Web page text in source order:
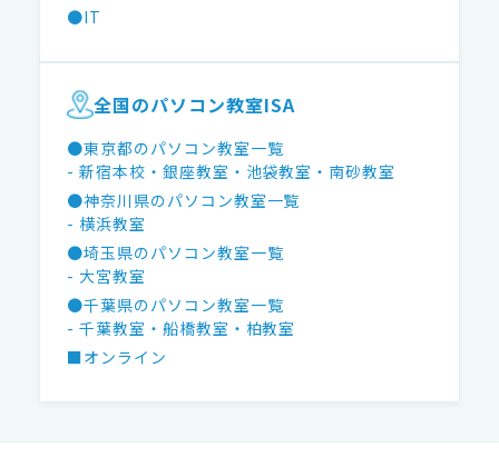
●IT
全国のパソコン教室ISA
●東京都のパソコン教室一覧
- 新宿本校 ・銀座教室 ・池袋教室 ・南砂教室
●神奈川県のパソコン教室一覧
- 横浜教室
●埼玉県のパソコン教室一覧
- 大宮教室
●千葉県のパソコン教室一覧
- 千葉教室 ・船橋教室 ・柏教室
■オンライン